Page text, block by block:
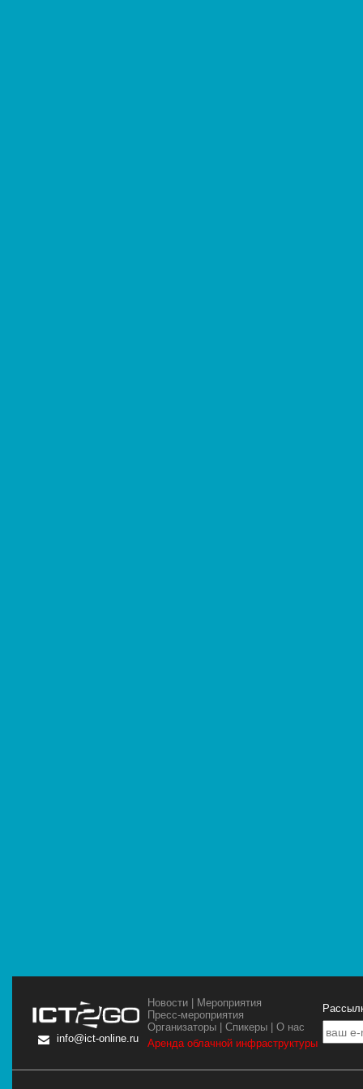
info@ict-online.ru
Новости
Мероприятия
Пресс-мероприятия
Организаторы |Спикеры |О нас
Аренда облачной инфраструктуры